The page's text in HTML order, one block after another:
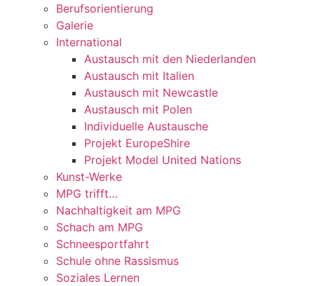
Berufsorientierung
Galerie
International
Austausch mit den Niederlanden
Austausch mit Italien
Austausch mit Newcastle
Austausch mit Polen
Individuelle Austausche
Projekt EuropeShire
Projekt Model United Nations
Kunst-Werke
MPG trifft…
Nachhaltigkeit am MPG
Schach am MPG
Schneesportfahrt
Schule ohne Rassismus
Soziales Lernen